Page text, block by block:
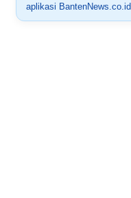
aplikasi BantenNews.co.id